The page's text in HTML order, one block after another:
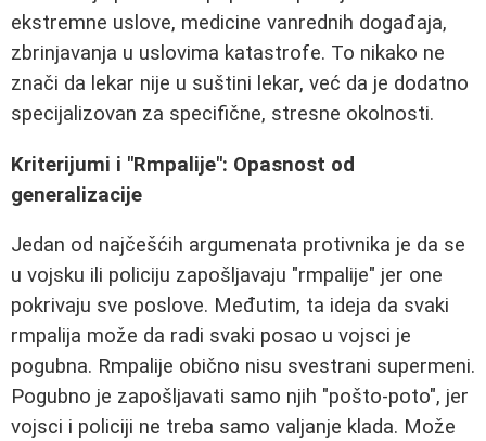
ekstremne uslove, medicine vanrednih događaja,
zbrinjavanja u uslovima katastrofe. To nikako ne
znači da lekar nije u suštini lekar, već da je dodatno
specijalizovan za specifične, stresne okolnosti.
Kriterijumi i "Rmpalije": Opasnost od
generalizacije
Jedan od najčešćih argumenata protivnika je da se
u vojsku ili policiju zapošljavaju "rmpalije" jer one
pokrivaju sve poslove. Međutim, ta ideja da svaki
rmpalija može da radi svaki posao u vojsci je
pogubna. Rmpalije obično nisu svestrani supermeni.
Pogubno je zapošljavati samo njih "pošto-poto", jer
vojsci i policiji ne treba samo valjanje klada. Može